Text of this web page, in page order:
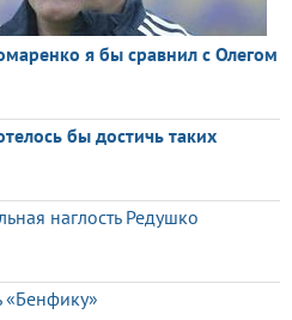
я бы сравнил с Олегом
бы достичь таких
наглость Редушко
«Бенфику»